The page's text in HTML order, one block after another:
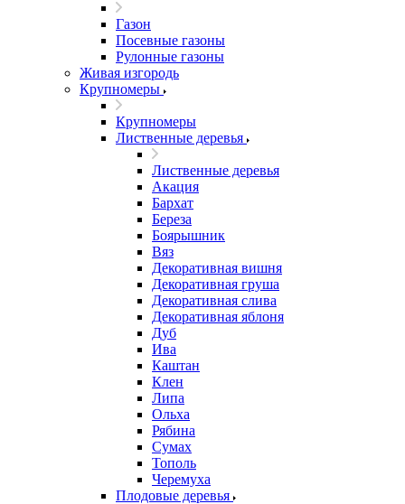
Газон
Посевные газоны
Рулонные газоны
Живая изгородь
Крупномеры
Крупномеры
Лиственные деревья
Лиственные деревья
Акация
Бархат
Береза
Боярышник
Вяз
Декоративная вишня
Декоративная груша
Декоративная слива
Декоративная яблоня
Дуб
Ива
Каштан
Клен
Липа
Ольха
Рябина
Сумах
Тополь
Черемуха
Плодовые деревья